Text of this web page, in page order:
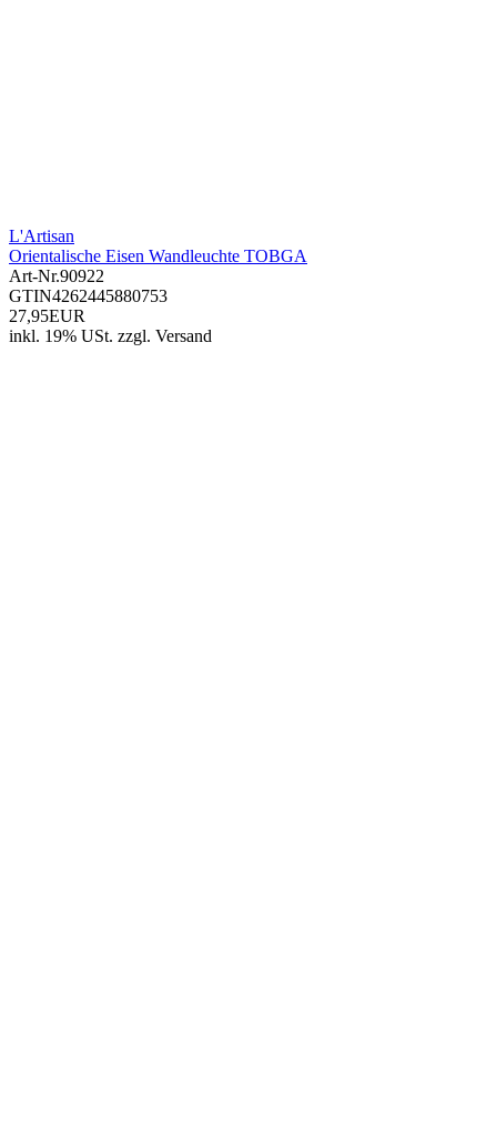
L'Artisan
Orientalische Eisen Wandleuchte TOBGA
Art-Nr.90922
GTIN4262445880753
27,95EUR
inkl. 19% USt. zzgl. Versand